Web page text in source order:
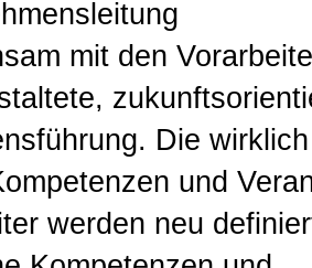
mit den
Die
und
werden neu